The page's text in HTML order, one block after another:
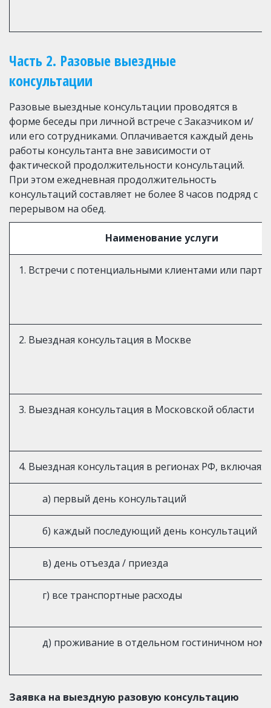
Часть 2. Разовые выездные
консультации
Разовые выездные консультации проводятся в
форме беседы при личной встрече с Заказчиком и/
или его сотрудниками. Оплачивается каждый день
работы консультанта вне зависимости от
фактической продолжительности консультаций.
При этом ежедневная продолжительность
консультаций составляет не более 8 часов подряд с
перерывом на обед.
Наименование услуги
1. Встречи с потенциальными клиентами или
2. Выездная консультация в Москве
3. Выездная консультация в Московской области
4. Выездная консультация в регионах РФ, включая:
а) первый день консультаций
б) каждый последующий день консультаций
в) день отъезда / приезда
г) все транспортные расходы
д) проживание в отдельном гостиничном
Заявка на выездную разовую консультацию